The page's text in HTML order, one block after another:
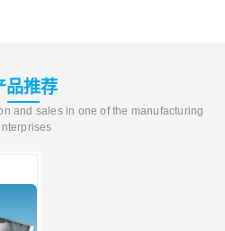
品推荐
and sales in one of the manufacturing